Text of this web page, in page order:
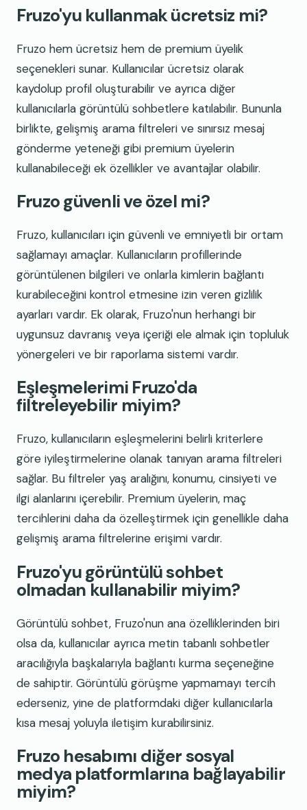
Fruzo'yu kullanmak ücretsiz mi?
Fruzo hem ücretsiz hem de premium üyelik
seçenekleri sunar. Kullanıcılar ücretsiz olarak
kaydolup profil oluşturabilir ve ayrıca diğer
kullanıcılarla görüntülü sohbetlere katılabilir. Bununla
birlikte, gelişmiş arama filtreleri ve sınırsız mesaj
gönderme yeteneği gibi premium üyelerin
kullanabileceği ek özellikler ve avantajlar olabilir.
Fruzo güvenli ve özel mi?
Fruzo, kullanıcıları için güvenli ve emniyetli bir ortam
sağlamayı amaçlar. Kullanıcıların profillerinde
görüntülenen bilgileri ve onlarla kimlerin bağlantı
kurabileceğini kontrol etmesine izin veren gizlilik
ayarları vardır. Ek olarak, Fruzo'nun herhangi bir
uygunsuz davranış veya içeriği ele almak için topluluk
yönergeleri ve bir raporlama sistemi vardır.
Eşleşmelerimi Fruzo'da
filtreleyebilir miyim?
Fruzo, kullanıcıların eşleşmelerini belirli kriterlere
göre iyileştirmelerine olanak tanıyan arama filtreleri
sağlar. Bu filtreler yaş aralığını, konumu, cinsiyeti ve
ilgi alanlarını içerebilir. Premium üyelerin, maç
tercihlerini daha da özelleştirmek için genellikle daha
gelişmiş arama filtrelerine erişimi vardır.
Fruzo'yu görüntülü sohbet
olmadan kullanabilir miyim?
Görüntülü sohbet, Fruzo'nun ana özelliklerinden biri
olsa da, kullanıcılar ayrıca metin tabanlı sohbetler
aracılığıyla başkalarıyla bağlantı kurma seçeneğine
de sahiptir. Görüntülü görüşme yapmamayı tercih
ederseniz, yine de platformdaki diğer kullanıcılarla
kısa mesaj yoluyla iletişim kurabilirsiniz.
Fruzo hesabımı diğer sosyal
medya platformlarına bağlayabilir
miyim?